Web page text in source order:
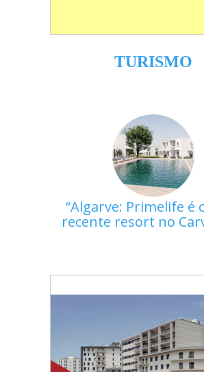
TURISMO
Algarve: Primelife é
recente resort no